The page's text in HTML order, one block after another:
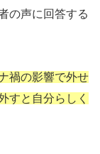
の声に回答する
禍の影響で外せ
すと自分らしく